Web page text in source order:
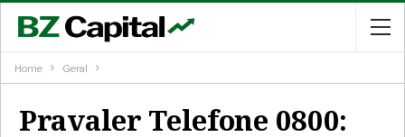
Home Geral
Pravaler Telefone 0800: